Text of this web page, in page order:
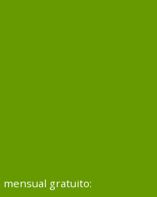
gratuito: